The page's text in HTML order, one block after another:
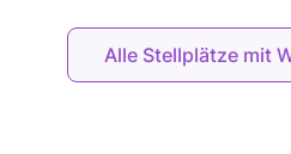
Alle Stellplätze mit